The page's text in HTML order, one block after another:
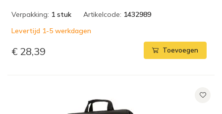
Verpakking: 1 stuk Artikelcode: 1432989
Levertijd 1-5 werkdagen
€ 28,39 Toevoegen